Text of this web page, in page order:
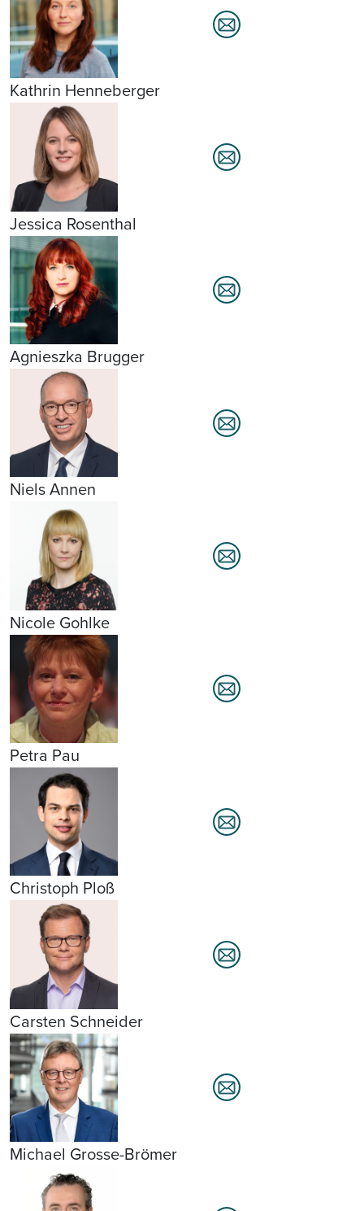
Kathrin Henneberger
Jessica Rosenthal
Agnieszka Brugger
Niels Annen
Nicole Gohlke
Petra Pau
Christoph Ploß
Carsten Schneider
Michael Grosse-Brömer